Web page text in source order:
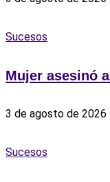
Sucesos
‎Mujer asesinó
3 de agosto de 2026
Sucesos